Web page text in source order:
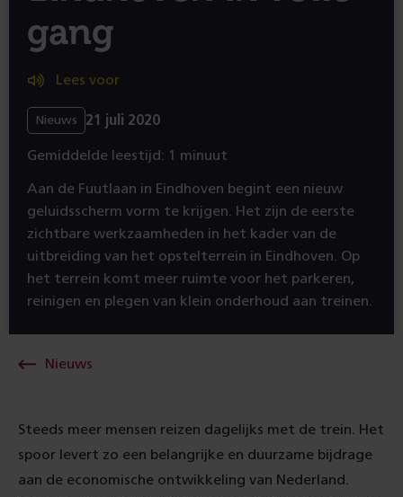
gang
Lees voor
Nieuws 21 juli 2020
Gemiddelde leestijd: 1 minuut
Aan de Fuutlaan in Eindhoven begint een nieuw
geluidsscherm vorm te krijgen. Het zijn de eerste
zichtbare werkzaamheden in het kader van de
uitbreiding van het opstelterrein in Eindhoven. Op
het terrein komt meer ruimte voor het parkeren,
reinigen en plegen van klein onderhoud aan treinen.
Nieuws
Steeds meer mensen reizen dagelijks met de trein. Het
spoor levert zo een belangrijke en duurzame bijdrage
aan de economische ontwikkeling van Nederland.